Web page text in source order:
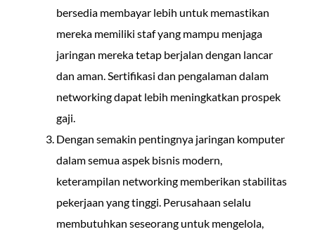
bersedia membayar lebih untuk memastikan
mereka memiliki staf yang mampu menjaga
jaringan mereka tetap berjalan dengan lancar
dan aman. Sertifikasi dan pengalaman dalam
networking dapat lebih meningkatkan prospek
gaji.
Dengan semakin pentingnya jaringan komputer
dalam semua aspek bisnis modern,
keterampilan networking memberikan stabilitas
pekerjaan yang tinggi. Perusahaan selalu
membutuhkan seseorang untuk mengelola,